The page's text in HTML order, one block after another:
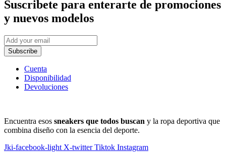
Suscribete para enterarte de promociones
y nuevos modelos
Subscribe
Cuenta
Disponibilidad
Devoluciones
Encuentra esos sneakers que todos buscan y la ropa deportiva que
combina diseño con la esencia del deporte.
Jki-facebook-light X-twitter Tiktok Instagram